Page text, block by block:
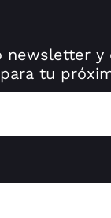
newsletter y
tu